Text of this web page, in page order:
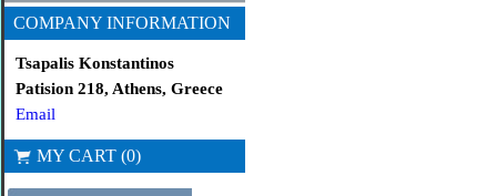
COMPANY INFORMATION
Tsapalis Konstantinos
Patision 218, Athens, Greece
Email
MY CART (0)